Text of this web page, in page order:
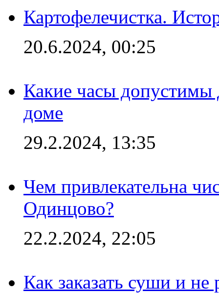
Картофелечистка.
20.6.2024, 00:25
Какие часы
доме
29.2.2024, 13:35
Чем привлекательна
Одинцово?
22.2.2024, 22:05
Как заказать суши и не